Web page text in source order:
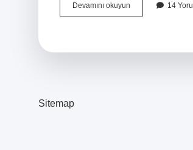
Devamını okuyun Türkçede
Sena
14
Sitemap